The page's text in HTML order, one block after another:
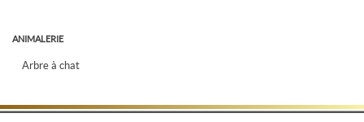
ANIMALERIE
Arbre à chat